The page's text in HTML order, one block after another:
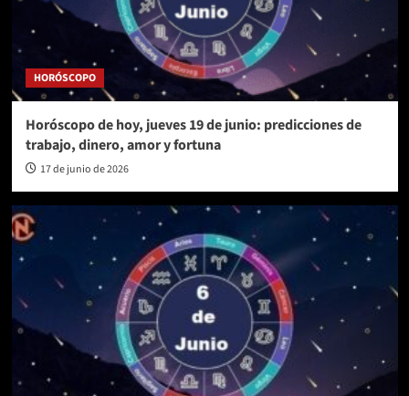
HORÓSCOPO
Horóscopo de hoy, jueves 19 de junio: predicciones de
trabajo, dinero, amor y fortuna
17 de junio de 2026